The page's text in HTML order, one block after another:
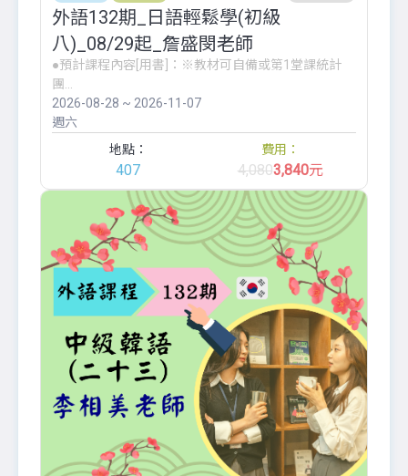
外語132期_日語輕鬆學(初級
八)_08/29起_詹盛閔老師
●預計課程內容[用書]：※教材可自備或第1堂課統計
團...
2026-08-28 ~ 2026-11-07
週六
地點：
407
費用：
4,0803,840元